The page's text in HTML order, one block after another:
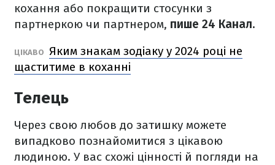
кохання або покращити стосунки з
партнеркою чи партнером, пише 24 Канал.
ЦІКАВО Яким знакам зодіаку у 2024 році не
щаститиме в коханні
Телець
Через свою любов до затишку можете
випадково познайомитися з цікавою
людиною. У вас схожі цінності й погляди на